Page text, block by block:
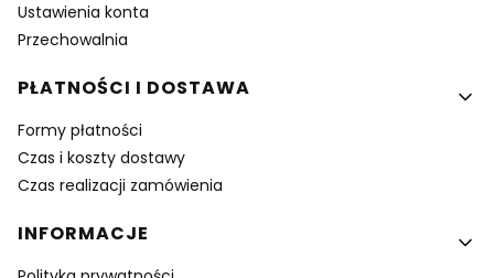
Ustawienia konta
Przechowalnia
PŁATNOŚCI I DOSTAWA
Formy płatności
Czas i koszty dostawy
Czas realizacji zamówienia
INFORMACJE